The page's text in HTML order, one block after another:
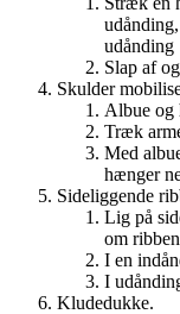
udånding
Slap af
Skulder
Albue og
Træk
Med
hænger
Sideliggende
Lig på
om
I en
I
Kludedukke.